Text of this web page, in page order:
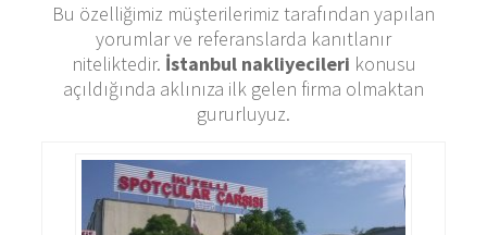
Bu özelliğimiz müşterilerimiz tarafından yapılan
yorumlar ve referanslarda kanıtlanır
niteliktedir. İstanbul nakliyecileri konusu
açıldığında aklınıza ilk gelen firma olmaktan
gururluyuz.